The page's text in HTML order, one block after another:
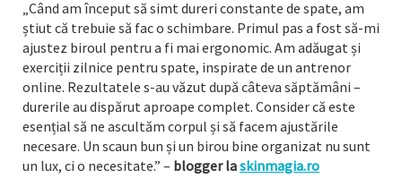
„Când am început să simt dureri constante de spate, am
știut că trebuie să fac o schimbare. Primul pas a fost să-mi
ajustez biroul pentru a fi mai ergonomic. Am adăugat și
exerciții zilnice pentru spate, inspirate de un antrenor
online. Rezultatele s-au văzut după câteva săptămâni –
durerile au dispărut aproape complet. Consider că este
esențial să ne ascultăm corpul și să facem ajustările
necesare. Un scaun bun și un birou bine organizat nu sunt
un lux, ci o necesitate.” – blogger laskinmagia.ro